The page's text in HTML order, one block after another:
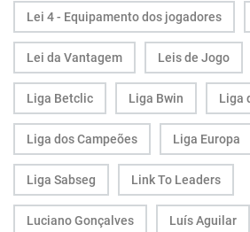
Lei 4 - Equipamento dos jogadores
Lei da Vantagem Leis de Jogo
Liga Betclic Liga Bwin Liga
Liga dos Campeões Liga Europa
Liga Sabseg Link To Leaders
Luciano Gonçalves Luís Aguilar